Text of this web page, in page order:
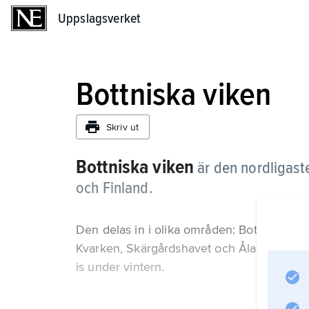
Uppslagsverket
Bottniska viken
Skriv ut
Bottniska viken är den
och Finland.
Den delas in i olika områden: Bottenviken
Kvarken, Skärgårdshavet och Ålands hav.
is under vintern.